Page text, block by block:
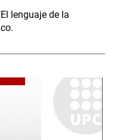
lenguaje de la